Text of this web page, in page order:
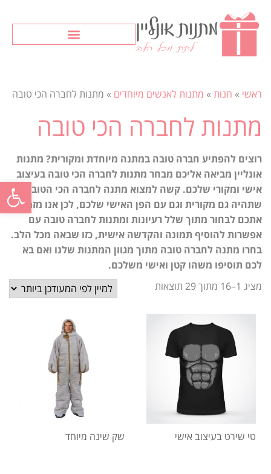
פתח
ראשי » חנות » מתנות לאנשים מיוחדים » מתנות לחברה הכי טובה
מתנות לחברה הכי טובה
רוצים להפתיע חברה טובה במתנה מיוחדת ומקורית? מתנות
אונליין מביאה אליכם מבחר מתנות לחברה הכי טובה בעיצוב
אישי ומקורי שלכם. קשה למצוא מתנה לחברה הכי הטובה
שתהיה גם מקורית וגם עם הפן האישי שלכם, לכן אנו מזמינים
אתכם לבחור מתוך שלל רעיונות ומתנות לחברה טובה עם
אפשרות להוסיף תמונה והקדשה אישית, כזו שבאה מכל הלב.
בחרו מתנה לחברה טובה מתוך מגוון המתנות שלנו ואם בא
לכם תוסיפו משהו קטן ואישי משלכם.
מציג 1–16 מתוך 29 תוצאות
טי שירט בעיצוב אישי שק שינה מיוחד